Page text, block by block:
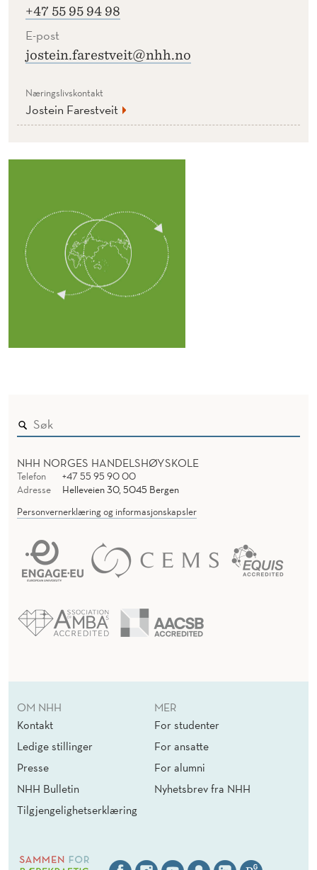
+47 55 95 94 98
E-post
jostein.farestveit@nhh.no
Næringslivskontakt
Jostein Farestveit
NHH NORGES HANDELSHØYSKOLE
Telefon
+47 55 95 90 00
Adresse
Helleveien 30, 5045 Bergen
Personvernerklæring og informasjonskapsler
OM NHH
Kontakt
Ledige stillinger
Presse
NHH Bulletin
Tilgjengelighetserklæring
MER
For studenter
For ansatte
For alumni
Nyhetsbrev fra NHH